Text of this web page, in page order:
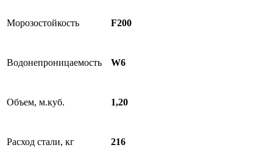
Морозостойкость F200
Водонепроницаемость W6
Объем, м.куб. 1,20
Расход стали, кг 216